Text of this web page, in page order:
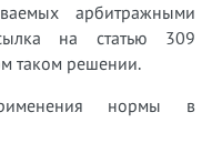
арбитражными
на статью 309
таком решении.
нормы в